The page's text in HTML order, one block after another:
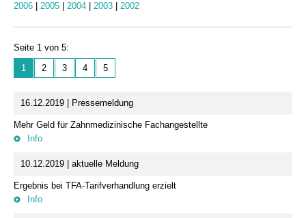
2006
2005 2004 2003 2002
Seite 1 von 5:
1
2 3 4 5
16.12.2019 | Pressemeldung
Mehr Geld für Zahnmedizinische Fachangestellte
Info
10.12.2019 | aktuelle Meldung
Ergebnis bei TFA-Tarifverhandlung erzielt
Info